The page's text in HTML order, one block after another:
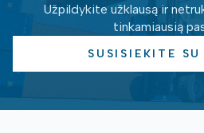
Užpildykite užklausą ir
tinkamiausią
SUSISIEKITE SU